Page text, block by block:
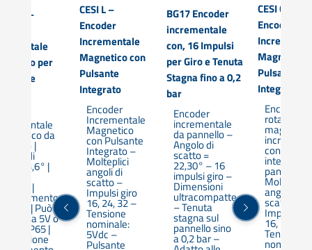
100 –
per
da
|
di
3,6° |
|
| Può
a 5V o
| IP65 |
CESI L –
Encoder
Incrementale
Magnetico con
Pulsante
Integrato
Encoder
Incrementale
Magnetico
con Pulsante
Integrato –
Molteplici
angoli di
scatto –
Impulsi giro
16, 24, 32 –
Tensione
nominale:
5Vdc –
Pulsante
BG17 Encoder
incrementale
con, 16 Impulsi
per Giro e Tenuta
Stagna fino a 0,2
bar
Encoder
incrementale
da pannello –
Angolo di
scatto =
22,30° – 16
impulsi giro –
Dimensioni
ultracompatte
– Tenuta
stagna sul
pannello sino
a 0,2 bar –
CESI C –
Encoder
Magnetico
Pulsante
Integrato
Encoder
rotativo
magnetico
con
integrato
pannello |
Molteplici
angoli di
scatto |
Impulsi
16, 24, 32 |
Tensione
nominale: